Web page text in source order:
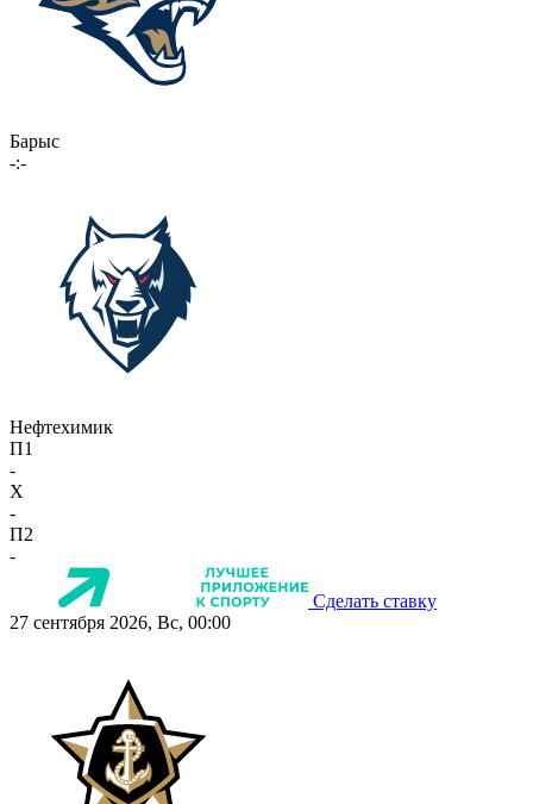
Барыс
-:-
Нефтехимик
П1
-
X
-
П2
-
Сделать ставку
27 сентября 2026, Вс, 00:00